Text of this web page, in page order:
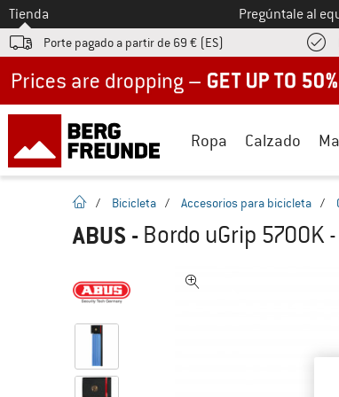
A la
Tienda Pregúntale al
Porte pagado a partir de 69 € (ES)
Ropa Calzado
la pagina de inicio
/ Bicicleta / Accesorios para bicicleta /
ABUS - Bordo uGrip 5700K